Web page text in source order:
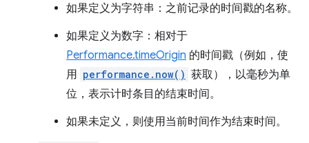
如果定义为字符串：之前记录的时间戳的名称。
如果定义为数字：相对于
Performance.timeOrigin 的时间戳（例如，使
用 performance.now() 获取），以毫秒为单
位，表示计时条目的结束时间。
如果未定义，则使用当前时间作为结束时间。